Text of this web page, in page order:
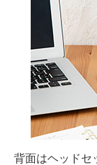
背面はヘッドセ